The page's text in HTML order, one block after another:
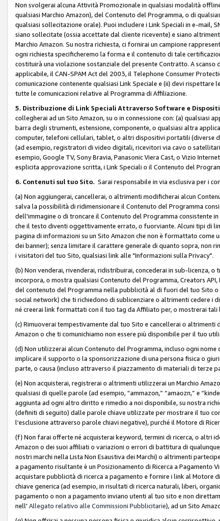
Non svolgerai alcuna Attività Promozionale in qualsiasi modalità
qualsiasi Marchio Amazon), del Contenuto del Programma, o di
qualsiasi sollecitazione orale). Puoi includere i Link Speciali in e-mail,
siano sollecitate (ossia accettate dal cliente ricevente) e siano
Marchio Amazon. Su nostra richiesta, ci fornirai un campione
ogni richiesta specificheremo la forma e il contenuto di tale
costituirà una violazione sostanziale del presente Contratto. A
applicabile, il CAN-SPAM Act del 2003, il Telephone Consumer
comunicazione contenente qualsiasi Link Speciale e (ii) devi
tutte le comunicazioni relative al Programma di Affiliazione.
5. Distribuzione di Link Speciali Attraverso Software e
collegherai ad un Sito Amazon, su o in connessione con: (a)
barra degli strumenti, estensione, componente, o qualsiasi altra
computer, telefoni cellulari, tablet, o altri dispositivi portatili (diverse
(ad esempio, registratori di video digitali, ricevitori via cavo o
esempio, Google TV, Sony Bravia, Panasonic Viera Cast, o Vizio
esplicita approvazione scritta, i Link Speciali o il Contenuto del
6. Contenuti sul tuo Sito. Sarai responsabile in via esclusiva per i
(a) Non aggiungerai, cancellerai, o altrimenti modificherai alcun
salva la possibilità di ridimensionare il Contenuto del Programma
dell'immagine o di troncare il Contenuto del Programma consistente
che il testo diventi oggettivamente errato, o fuorviante. Alcuni tipi di
pagina di informazioni su un Sito Amazon che non è formattato
dei banner); senza limitare il carattere generale di quanto sopra, non
i visitatori del tuo Sito, qualsiasi link alle "Informazioni sulla Privacy".
(b) Non venderai, rivenderai, ridistribuirai, concederai in sub-licenza,
incorpora, o mostra qualsiasi Contenuto del Programma, Creators
del contenuto del Programma nella pubblicità al di fuori del tuo Sito
social network) che ti richiedono di sublicenziare o altrimenti cedere i
né creerai link formattati con il tuo tag da Affiliato per, o mostrerai tali
(c) Rimuoverai tempestivamente dal tuo Sito e cancellerai o
Amazon o che ti comunichiamo non essere più disponibile per il tuo
(d) Non utilizzerai alcun Contenuto del Programma, incluso ogni
implicare il supporto o la sponsorizzazione di una persona fisica o
parte, o causa (incluso attraverso il piazzamento di materiali di terze
(e) Non acquisterai, registrerai o altrimenti utilizzerai un Marchio
qualsiasi di quelle parole (ad esempio, “ammazon,” “amaozn,” e
aggiunta ad ogni altro diritto e rimedio a noi disponibile, su nostra
(definiti di seguito) dalle parole chiave utilizzate per mostrare il tuo
l'esclusione attraverso parole chiavi negative), purché il Motore di
(f) Non farai offerte né acquisterai keyword, termini di ricerca, o altri
Amazon o dei suoi affiliati o variazioni o errori di battitura di
nostri marchi nella Lista Non Esaustiva dei Marchi) o altrimenti
a pagamento risultante è un Posizionamento di Ricerca a Pagamento
acquistare pubblicità di ricerca a pagamento e fornire i link al Motore
chiave generica (ad esempio, in risultati di ricerca naturali, liberi,
pagamento o non a pagamento inviano utenti al tuo sito e non
nell' Allegato relativo alle Commissioni Pubblicitarie), ad un Sito